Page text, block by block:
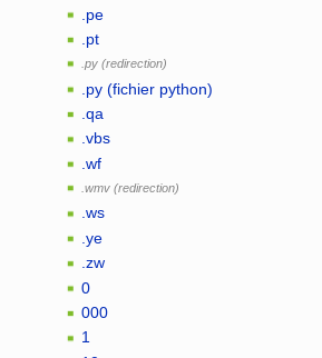
.pe
.pt
.py
.py (fichier python)
.qa
.vbs
.wf
.wmv
.ws
.ye
.zw
0
000
1